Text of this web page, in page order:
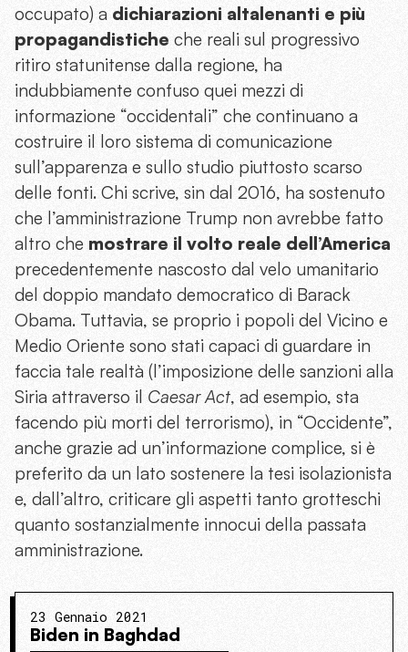
occupato) a dichiarazioni altalenanti e più
propagandistiche che reali sul progressivo
ritiro statunitense dalla regione, ha
indubbiamente confuso quei mezzi di
informazione “occidentali” che continuano a
costruire il loro sistema di comunicazione
sull’apparenza e sullo studio piuttosto scarso
delle fonti. Chi scrive, sin dal 2016, ha sostenuto
che l’amministrazione Trump non avrebbe fatto
altro che mostrare il volto reale dell’America
precedentemente nascosto dal velo umanitario
del doppio mandato democratico di Barack
Obama. Tuttavia, se proprio i popoli del Vicino e
Medio Oriente sono stati capaci di guardare in
faccia tale realtà (l’imposizione delle sanzioni alla
Siria attraverso il Caesar Act, ad esempio, sta
facendo più morti del terrorismo), in “Occidente”,
anche grazie ad un’informazione complice, si è
preferito da un lato sostenere la tesi isolazionista
e, dall’altro, criticare gli aspetti tanto grotteschi
quanto sostanzialmente innocui della passata
amministrazione.
23 Gennaio 2021
Biden in Baghdad